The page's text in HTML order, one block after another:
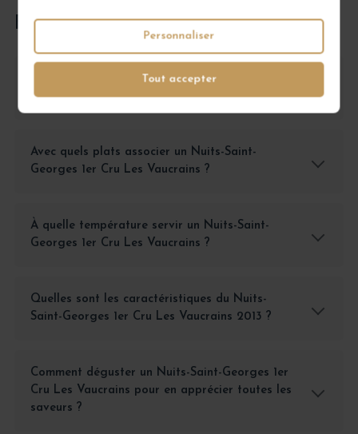
Tout accepter
Personnaliser
FOIRE AUX QUESTIONS
Comment conserver un Nuits-Saint-Georges 1er
Cru Les Vaucrains ?
Avec quels plats associer un Nuits-Saint-
Georges 1er Cru Les Vaucrains ?
À quelle température servir un Nuits-Saint-
Georges 1er Cru Les Vaucrains ?
Quelles sont les caractéristiques du Nuits-
Saint-Georges 1er Cru Les Vaucrains 2013 ?
Comment déguster un Nuits-Saint-Georges 1er
Cru Les Vaucrains pour en apprécier toutes les
saveurs ?